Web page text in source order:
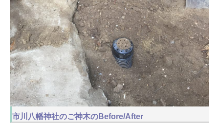
市川八幡神社のご神木のBefore/After